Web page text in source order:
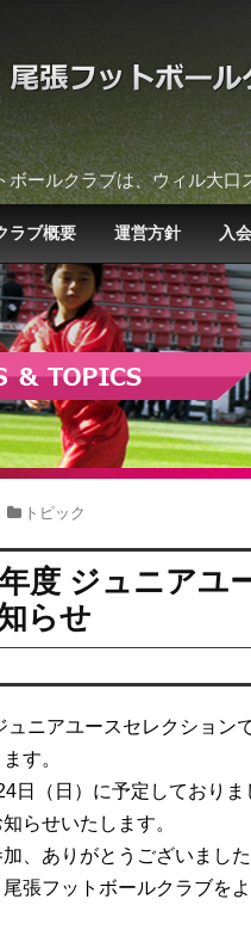
ボールクラブは、ウィル大
ラブ概要 運営方針 入
トピック
度 ジュニアユ
らせ
ュニアユースセレクション
す。
日（日）に予定しており
らせいたします。
、ありがとうございました
張フットボールクラブを